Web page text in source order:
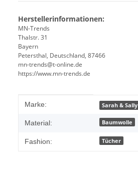
Herstellerinformationen:
MN-Trends
Thalstr. 31
Bayern
Petersthal, Deutschland, 87466
mn-trends@t-online.de
https://www.mn-trends.de
Produkteigenschaft
Wert
Marke: Sarah & Sally
Material: Baumwolle
Fashion: Tücher